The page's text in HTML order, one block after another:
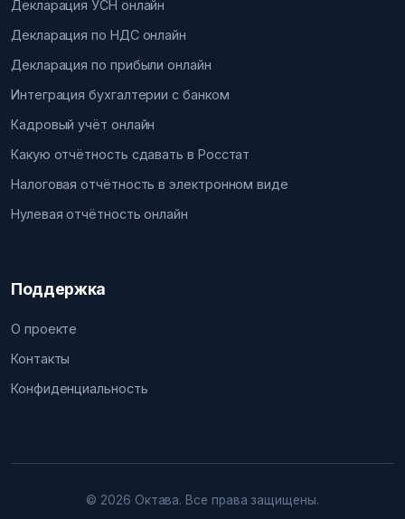
Декларация УСН онлайн
Декларация по НДС онлайн
Декларация по прибыли онлайн
Интеграция бухгалтерии с банком
Кадровый учёт онлайн
Какую отчётность сдавать в Росстат
Налоговая отчётность в электронном виде
Нулевая отчётность онлайн
Поддержка
О проекте
Контакты
Конфиденциальность
© 2026 Октава. Все права защищены.